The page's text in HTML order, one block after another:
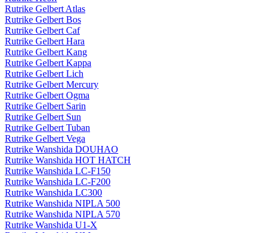
Rutrike Gelbert Atlas
Rutrike Gelbert Bos
Rutrike Gelbert Caf
Rutrike Gelbert Hara
Rutrike Gelbert Kang
Rutrike Gelbert Kappa
Rutrike Gelbert Lich
Rutrike Gelbert Mercury
Rutrike Gelbert Ogma
Rutrike Gelbert Sarin
Rutrike Gelbert Sun
Rutrike Gelbert Tuban
Rutrike Gelbert Vega
Rutrike Wanshida DOUHAO
Rutrike Wanshida HOT HATCH
Rutrike Wanshida LC-F150
Rutrike Wanshida LC-F200
Rutrike Wanshida LC300
Rutrike Wanshida NIPLA 500
Rutrike Wanshida NIPLA 570
Rutrike Wanshida U1-X